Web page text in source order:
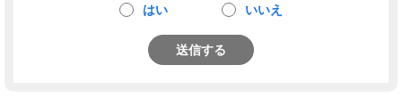
はい いいえ
送信する